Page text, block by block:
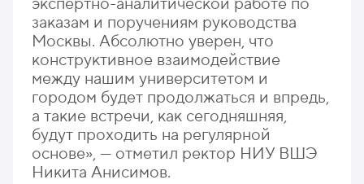
заказам и поручениям руководства
Москвы. Абсолютно уверен, что
конструктивное взаимодействие
между нашим университетом и
городом будет продолжаться и впредь,
а такие встречи, как сегодняшняя,
будут проходить на регулярной
основе», — отметил ректор НИУ ВШЭ
Никита Анисимов.